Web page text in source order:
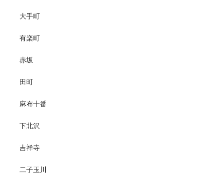
大手町
有楽町
赤坂
田町
麻布十番
下北沢
吉祥寺
二子玉川